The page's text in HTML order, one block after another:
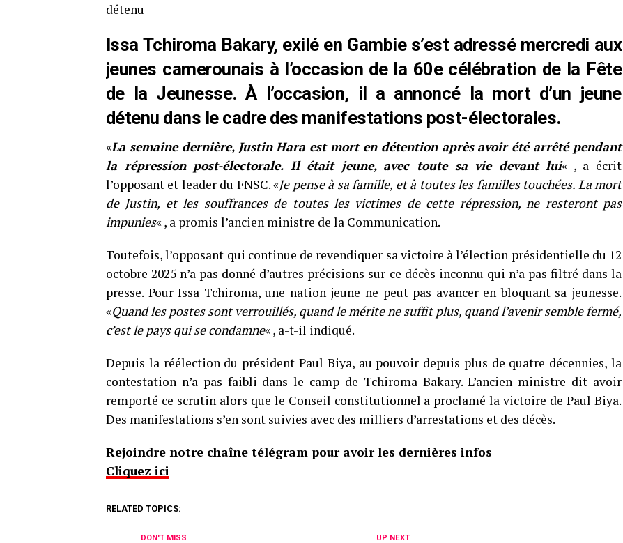
détenu
Issa Tchiroma Bakary, exilé en Gambie s’est adressé mercredi aux
jeunes camerounais à l’occasion de la 60e célébration de la Fête
de la Jeunesse. À l’occasion, il a annoncé la mort d’un jeune
détenu dans le cadre des manifestations post-électorales.
«La semaine dernière, Justin Hara est mort en détention après avoir été arrêté pendant
la répression post-électorale. Il était jeune, avec toute sa vie devant lui« , a écrit
l’opposant et leader du FNSC. «Je pense à sa famille, et à toutes les familles touchées. La mort
de Justin, et les souffrances de toutes les victimes de cette répression, ne resteront pas
impunies« , a promis l’ancien ministre de la Communication.
Toutefois, l’opposant qui continue de revendiquer sa victoire à l’élection présidentielle du 12
octobre 2025 n’a pas donné d’autres précisions sur ce décès inconnu qui n’a pas filtré dans la
presse. Pour Issa Tchiroma, une nation jeune ne peut pas avancer en bloquant sa jeunesse.
«Quand les postes sont verrouillés, quand le mérite ne suffit plus, quand l’avenir semble fermé,
c’est le pays qui se condamne« , a-t-il indiqué.
Depuis la réélection du président Paul Biya, au pouvoir depuis plus de quatre décennies, la
contestation n’a pas faibli dans le camp de Tchiroma Bakary. L’ancien ministre dit avoir
remporté ce scrutin alors que le Conseil constitutionnel a proclamé la victoire de Paul Biya.
Des manifestations s’en sont suivies avec des milliers d’arrestations et des décès.
Rejoindre notre chaîne télégram pour avoir les dernières infos
Cliquez ici
RELATED TOPICS:
UP NEXT
DON'T MISS